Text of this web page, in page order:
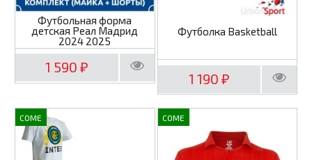
Футбольная форма
детская Реал Мадрид
2024 2025
1 590 ₽
Футболка Basketball
1 190 ₽
COME COME